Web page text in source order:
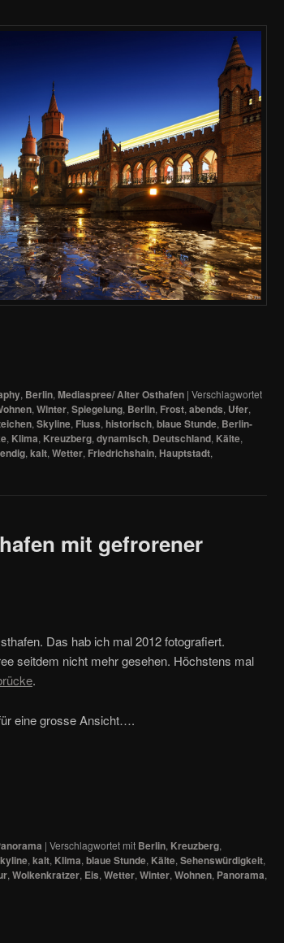
, Berlin, Mediaspree/ Alter Osthafen | Verschlagwortet
, Winter, Spiegelung, Berlin, Frost, abends, Ufer,
, Skyline, Fluss, historisch, blaue Stunde, Berlin-
, Klima, Kreuzberg, dynamisch, Deutschland, Kälte,
, kalt, Wetter, Friedrichshain, Hauptstadt,
mit gefrorener
Das hab ich mal 2012 fotografiert.
seitdem nicht mehr gesehen. Höchstens mal
.
eine grosse Ansicht….
| Verschlagwortet mit Berlin, Kreuzberg,
, kalt, Klima, blaue Stunde, Kälte, Sehenswürdigkeit,
, Wolkenkratzer, Eis, Wetter, Winter, Wohnen, Panorama,